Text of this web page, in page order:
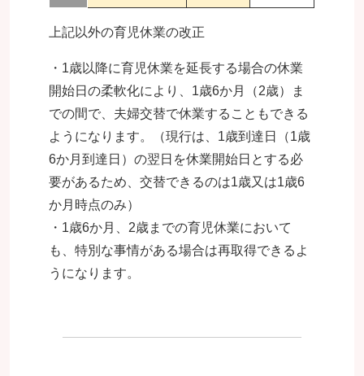
上記以外の育児休業の改正
・1歳以降に育児休業を延長する場合の休業
開始日の柔軟化により、1歳6か月（2歳）ま
での間で、夫婦交替で休業することもできる
ようになります。（現行は、1歳到達日（1歳
6か月到達日）の翌日を休業開始日とする必
要があるため、交替できるのは1歳又は1歳6
か月時点のみ）
・1歳6か月、2歳までの育児休業において
も、特別な事情がある場合は再取得できるよ
うになります。